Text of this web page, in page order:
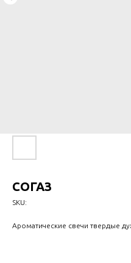
СОГАЗ
SKU:
Ароматические свечи твердые